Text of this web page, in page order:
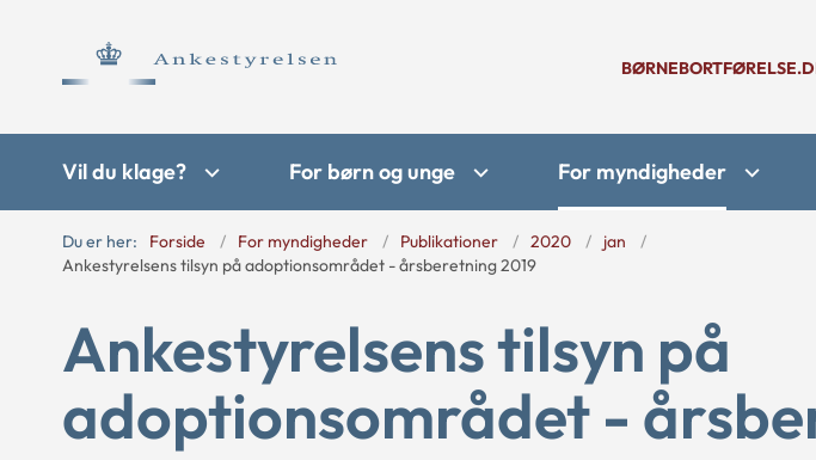
Vil du klage? For børn og unge For myndigheder
Du er her: Forside For myndigheder Publikationer 2020
jan
Ankestyrelsens tilsyn på adoptionsområdet - årsberetning 2019
Ankestyrelsens tilsyn på
adoptionsområdet -